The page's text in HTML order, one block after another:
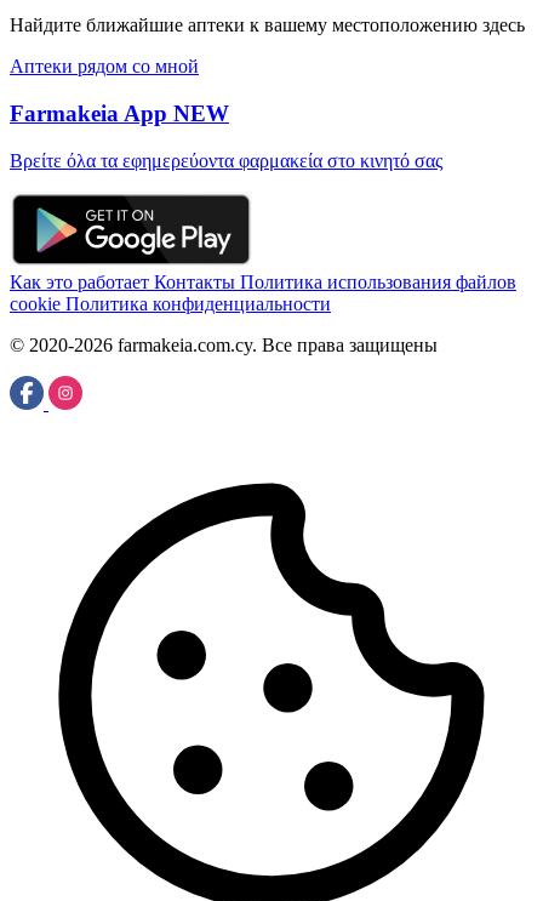
Найдите ближайшие аптеки к вашему местоположению здесь
Аптеки рядом со мной
Farmakeia App NEW
Βρείτε όλα τα εφημερεύοντα φαρμακεία στο κινητό σας
Как это работает Контакты Политика использования файлов
cookie Политика конфиденциальности
© 2020-2026 farmakeia.com.cy. Все права защищены